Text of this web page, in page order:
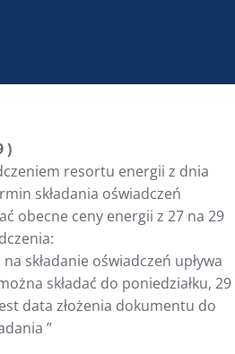
)
resortu energii z dnia
składania oświadczeń
obecne ceny energii z 27 na 29
składanie oświadczeń upływa
składać do poniedziałku, 29
data złożenia dokumentu do
”